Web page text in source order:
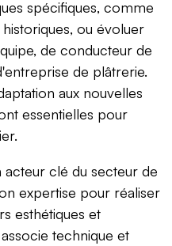
spécifiques, comme
ou évoluer
de conducteur de
de plâtrerie.
aux nouvelles
essentielles pour
acteur clé du secteur de
expertise pour réaliser
esthétiques et
technique et